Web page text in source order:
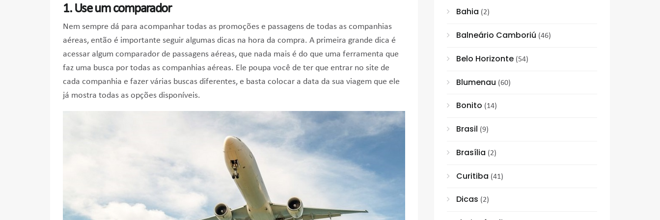
1. Use um comparador
Nem sempre dá para acompanhar todas as promoções e passagens de todas as companhias
aéreas, então é importante seguir algumas dicas na hora da compra. A primeira grande dica é
acessar algum comparador de passagens aéreas, que nada mais é do que uma ferramenta que
faz uma busca por todas as companhias aéreas. Ele poupa você de ter que entrar no site de
cada companhia e fazer várias buscas diferentes, e basta colocar a data da sua viagem que ele
já mostra todas as opções disponíveis.
Bahia (2)
Balneário Camboriú (46)
Belo Horizonte (54)
Blumenau (60)
Bonito (14)
Brasil (9)
Brasília (2)
Curitiba (41)
Dicas (2)